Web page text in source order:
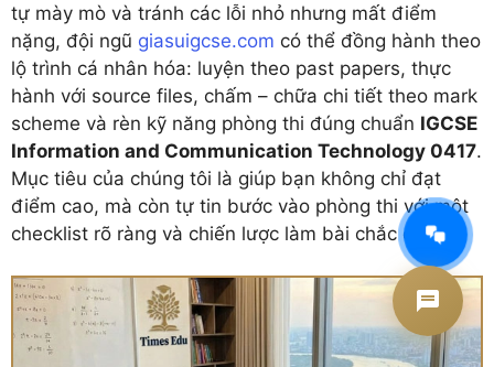
tự mày mò và tránh các lỗi nhỏ nhưng mất điểm
nặng, đội ngũ giasuigcse.com có thể đồng hành theo
lộ trình cá nhân hóa: luyện theo past papers, thực
hành với source files, chấm – chữa chi tiết theo mark
scheme và rèn kỹ năng phòng thi đúng chuẩn IGCSE
Information and Communication Technology 0417.
Mục tiêu của chúng tôi là giúp bạn không chỉ đạt
điểm cao, mà còn tự tin bước vào phòng thi với một
checklist rõ ràng và chiến lược làm bài chắc chắn.
AI Tư vấn Times Edu
Đang hoạt động